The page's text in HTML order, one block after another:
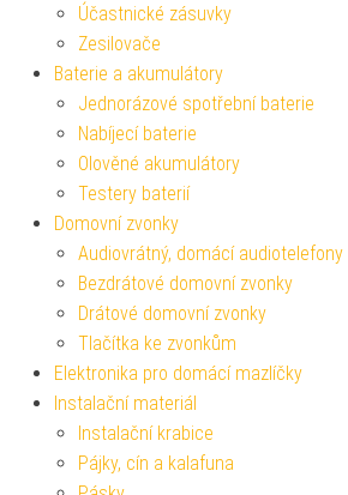
Účastnické zásuvky
Zesilovače
Baterie a akumulátory
Jednorázové spotřební baterie
Nabíjecí baterie
Olověné akumulátory
Testery baterií
Domovní zvonky
Audiovrátný, domácí audiotelefony
Bezdrátové domovní zvonky
Drátové domovní zvonky
Tlačítka ke zvonkům
Elektronika pro domácí mazlíčky
Instalační materiál
Instalační krabice
Pájky, cín a kalafuna